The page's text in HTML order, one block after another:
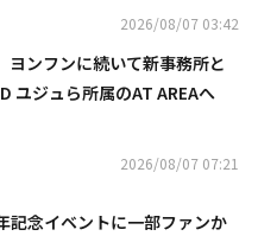
2026/08/07 03:42
ヨンフンに続いて新事務所と
ユジュら所属のAT AREAへ
2026/08/07 07:21
記念イベントに一部ファンか